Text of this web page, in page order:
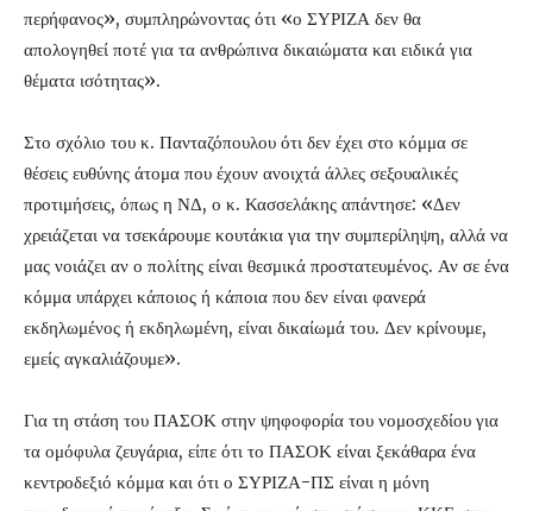
περήφανος», συμπληρώνοντας ότι «ο ΣΥΡΙΖΑ δεν θα
απολογηθεί ποτέ για τα ανθρώπινα δικαιώματα και ειδικά για
θέματα ισότητας».
Στο σχόλιο του κ. Πανταζόπουλου ότι δεν έχει στο κόμμα σε
θέσεις ευθύνης άτομα που έχουν ανοιχτά άλλες σεξουαλικές
προτιμήσεις, όπως η ΝΔ, ο κ. Κασσελάκης απάντησε: «Δεν
χρειάζεται να τσεκάρουμε κουτάκια για την συμπερίληψη, αλλά να
μας νοιάζει αν ο πολίτης είναι θεσμικά προστατευμένος. Αν σε ένα
κόμμα υπάρχει κάποιος ή κάποια που δεν είναι φανερά
εκδηλωμένος ή εκδηλωμένη, είναι δικαίωμά του. Δεν κρίνουμε,
εμείς αγκαλιάζουμε».
Για τη στάση του ΠΑΣΟΚ στην ψηφοφορία του νομοσχεδίου για
τα ομόφυλα ζευγάρια, είπε ότι το ΠΑΣΟΚ είναι ξεκάθαρα ένα
κεντροδεξιό κόμμα και ότι ο ΣΥΡΙΖΑ-ΠΣ είναι η μόνη